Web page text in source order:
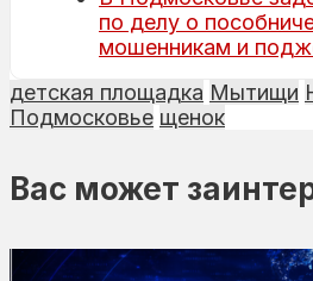
по делу о
мошенникам и
детская площадка Мытищи
Подмосковье щенок
Вас может